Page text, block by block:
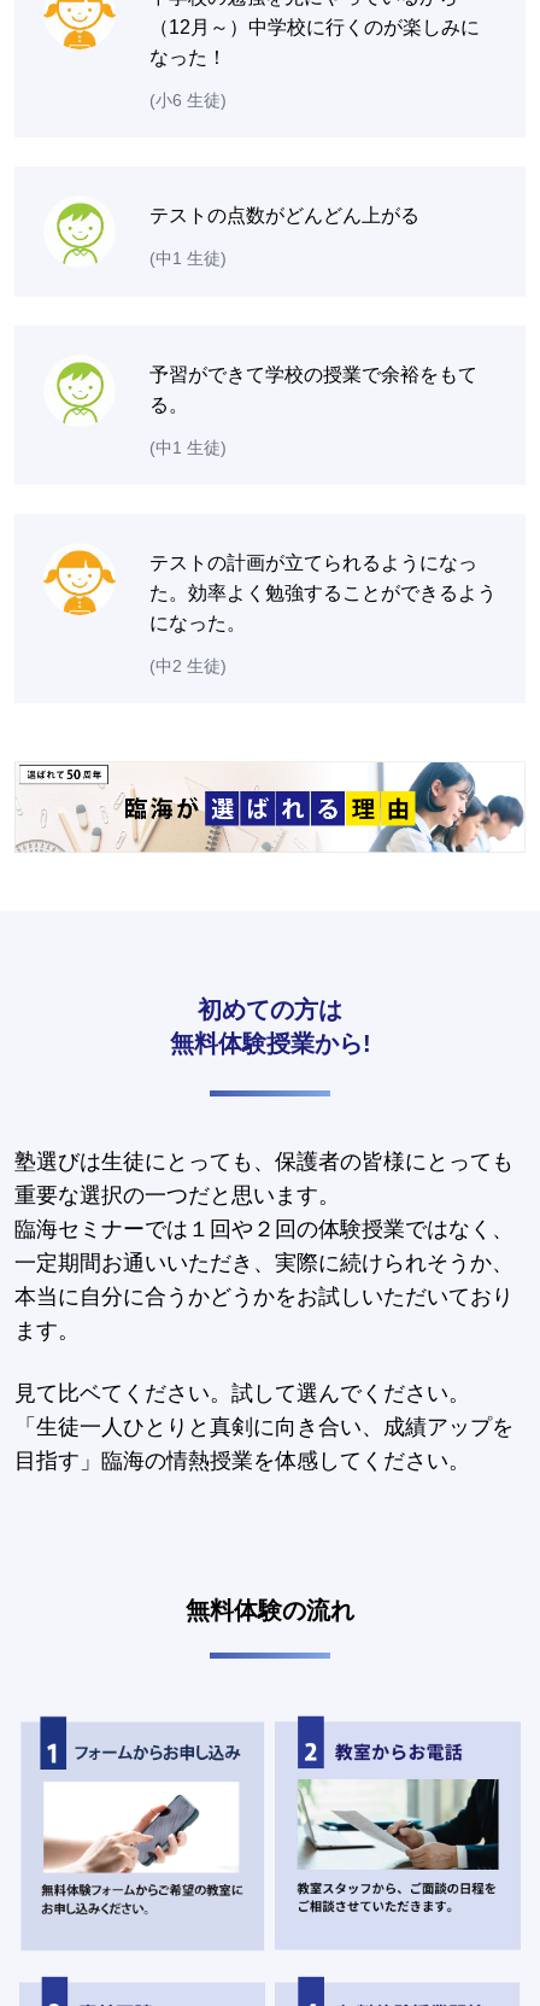
（12月～）中学校に行くのが楽しみに
なった！
(小6 生徒)
テストの点数がどんどん上がる
(中1 生徒)
予習ができて学校の授業で余裕をもて
る。
(中1 生徒)
テストの計画が立てられるようになっ
た。効率よく勉強することができるよう
になった。
(中2 生徒)
初めての方は
無料体験授業から!
塾選びは生徒にとっても、保護者の皆様にとっても
重要な選択の一つだと思います。
臨海セミナーでは１回や２回の体験授業ではなく、
一定期間お通いいただき、実際に続けられそうか、
本当に自分に合うかどうかをお試しいただいており
ます。
見て比ベてください。試して選んでください。
「生徒一人ひとりと真剣に向き合い、成績アップを
目指す」臨海の情熱授業を体感してください。
無料体験の流れ